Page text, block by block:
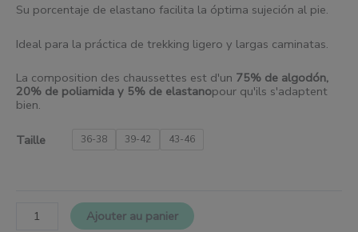
Su porcentaje de elastano facilita la óptima sujeción al pie.
Ideal para la práctica de trekking ligero y largas caminatas.
La composition des chaussettes est d'un 75% de algodón,
20% de poliamida y 5% de elastanopour qu'ils s'adaptent
bien.
Taille 36-38 39-42 43-46
Ajouter au panier